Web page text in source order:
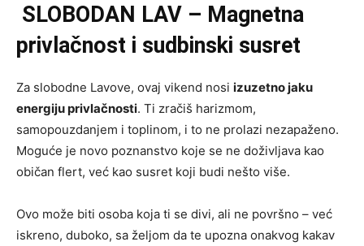
SLOBODAN LAV – Magnetna
privlačnost i sudbinski susret
Za slobodne Lavove, ovaj vikend nosi izuzetno jaku
energiju privlačnosti. Ti zračiš harizmom,
samopouzdanjem i toplinom, i to ne prolazi nezapaženo.
Moguće je novo poznanstvo koje se ne doživljava kao
običan flert, već kao susret koji budi nešto više.
Ovo može biti osoba koja ti se divi, ali ne površno – već
iskreno, duboko, sa željom da te upozna onakvog kakav